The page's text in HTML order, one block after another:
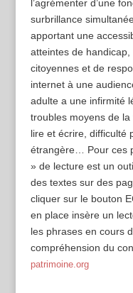
l’agrémenter d’une
surbrillance
apportant une
atteintes de handicap,
citoyennes et de
internet à une
adulte a une infirmité
troubles moyens de
lire et écrire, difficulté
étrangère… Pour ces
» de lecture est un
des textes sur des
cliquer sur le bouton
en place insère un
les phrases en cours
compréhension du
patrimoine.org